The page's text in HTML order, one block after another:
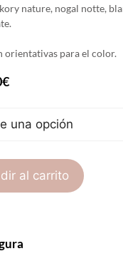
nature, nogal notte,
orientativas para el color.
€
al carrito